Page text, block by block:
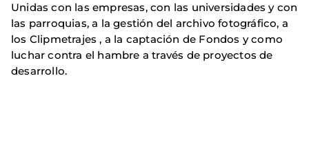
Unidas con las empresas, con las universidades y con
las parroquias, a la gestión del archivo fotográfico, a
los Clipmetrajes , a la captación de Fondos y como
luchar contra el hambre a través de proyectos de
desarrollo.